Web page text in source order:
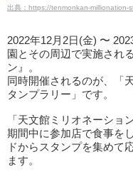
出典：https://tenmonkan-millionation-
2022年12月2日(金) 〜
園とその周辺で実施され
ン』。
同時開催されるのが、「
タンプラリー」です。
「天文館ミリオネーショ
期間中に参加店で食事を
ドからスタンプを集めて
ます。